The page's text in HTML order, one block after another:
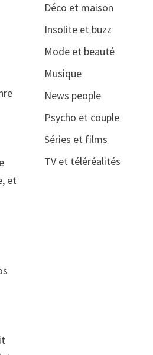
et
Déco et maison
Insolite et buzz
Mode et beauté
Musique
News people
Psycho et couple
Séries et films
TV et téléréalités